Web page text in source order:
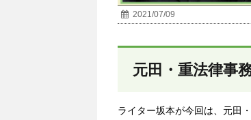
2021/07/09
元田・重法律事
ライター坂本が今回は、元田